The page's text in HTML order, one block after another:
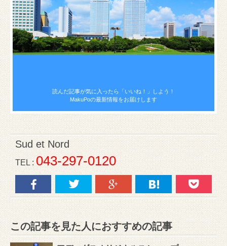
読んだ記事が気に入ったら 「いいね！」しよう！
MakuPoの最新情報をお届けします
Sud et Nord
TEL : 043-297-0120
この記事を見た人におすすめの記事